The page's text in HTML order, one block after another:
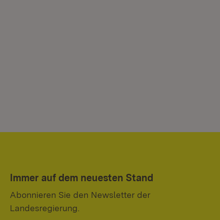
Immer auf dem neuesten Stand
Abonnieren Sie den Newsletter der
Landesregierung.